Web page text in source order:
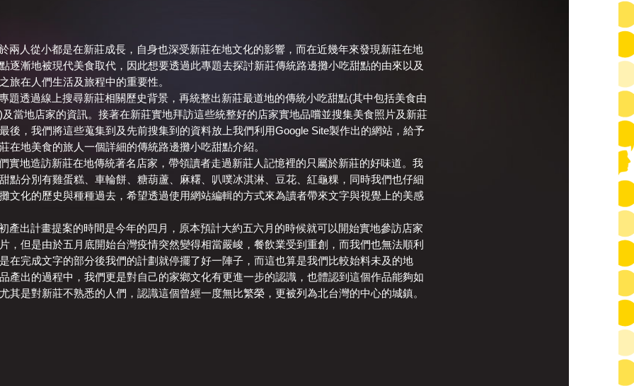
兩人從小都是在新莊成長，自身也深受新莊在地文化的影響，而在近幾年來發現新莊在地
逐漸地被現代美食取代，因此想要透過此專題去探討新莊傳統路邊攤小吃甜點的由來以及
旅在人們生活及旅程中的重要性。
題透過線上搜尋新莊相關歷史背景，再統整出新莊最道地的傳統小吃甜點(其中包括美食由
當地店家的資訊。接著在新莊實地拜訪這些統整好的店家實地品嚐並搜集美食照片及新莊
後，我們將這些蒐集到及先前搜集到的資料放上我們利用Google Site製作出的網站，給予
在地美食的旅人一個詳細的傳統路邊攤小吃甜點介紹。
實地造訪新莊在地傳統著名店家，帶領讀者走過新莊人記憶裡的只屬於新莊的好味道。我
點分別有雞蛋糕、車輪餅、糖葫蘆、麻糬、叭噗冰淇淋、豆花、紅龜粿，同時我們也仔細
文化的歷史與種種過去，希望透過使用網站編輯的方式來為讀者帶來文字與視覺上的美感
產出計畫提案的時間是今年的四月，原本預計大約五六月的時候就可以開始實地參訪店家
，但是由於五月底開始台灣疫情突然變得相當嚴峻，餐飲業受到重創，而我們也無法順利
在完成文字的部分後我們的計劃就停擺了好一陣子，而這也算是我們比較始料未及的地
產出的過程中，我們更是對自己的家鄉文化有更進一步的認識，也體認到這個作品能夠如
其是對新莊不熟悉的人們，認識這個曾經一度無比繁榮，更被列為北台灣的中心的城鎮。